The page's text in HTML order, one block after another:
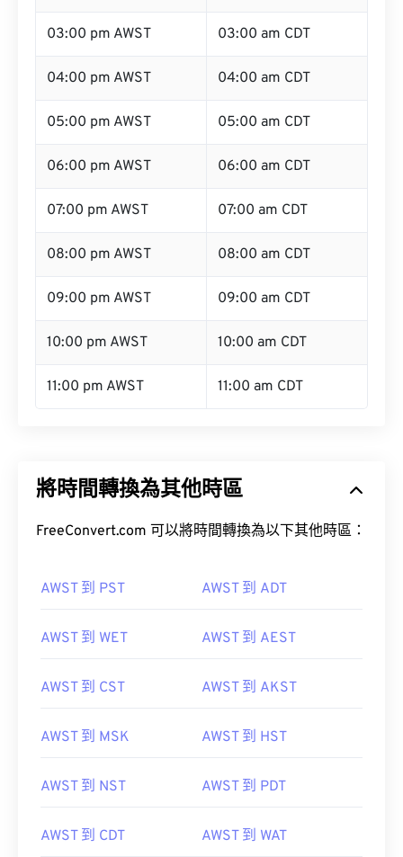
03:00 pm AWST 03:00 am CDT
04:00 pm AWST 04:00 am CDT
05:00 pm AWST 05:00 am CDT
06:00 pm AWST 06:00 am CDT
07:00 pm AWST 07:00 am CDT
08:00 pm AWST 08:00 am CDT
09:00 pm AWST 09:00 am CDT
10:00 pm AWST 10:00 am CDT
11:00 pm AWST 11:00 am CDT
將時間轉換為其他時區
FreeConvert.com 可以將時間轉換為以下其他時區：
AWST 到 PST AWST 到 ADT
AWST 到 WET AWST 到 AEST
AWST 到 CST AWST 到 AKST
AWST 到 MSK AWST 到 HST
AWST 到 NST AWST 到 PDT
AWST 到 CDT AWST 到 WAT